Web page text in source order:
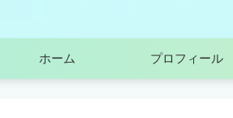
ホーム プロフィール